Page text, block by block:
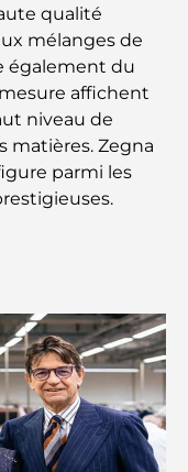
vos espaces
déménagement à
: une
immobiliers
votre guide ultime
de Dubaï : un
Dubai Creek
qualité
mélanges de
également du
affichent
niveau de
matières. Zegna
parmi les